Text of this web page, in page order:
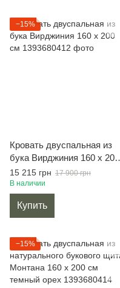
−15%
Кровать двуспальная из
бука Вирджиния 160 х 200
см
15 215 грн 17 900 грн
В наличии
Купить
−15%